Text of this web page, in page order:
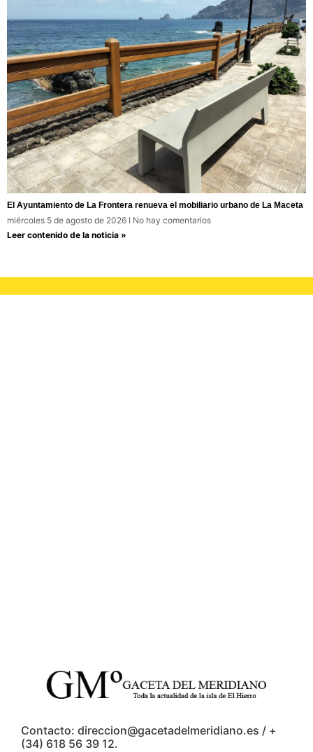
El Ayuntamiento de La Frontera renueva el mobiliario urbano de La Maceta
miércoles 5 de agosto de 2026
No hay comentarios
Leer contenido de la noticia »
Contacto: direccion@gacetadelmeridiano.es / +
(34) 618 56 39 12.